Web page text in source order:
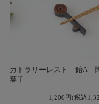
カトラリーレスト 飴A
葉子
1,200円(税込